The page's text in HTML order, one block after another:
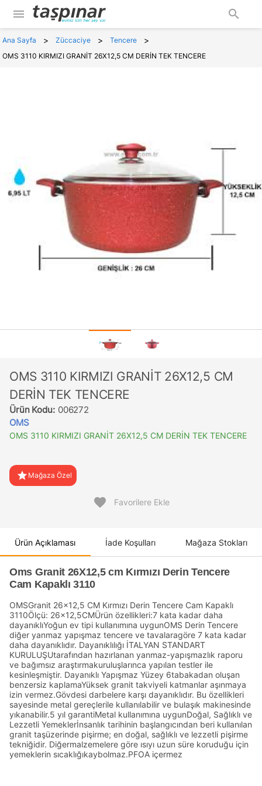
menu search
Ana Sayfa > Züccaciye > Tencere >
OMS 3110 KIRMIZI GRANİT 26X12,5 CM DERİN TEK TENCERE
OMS 3110 KIRMIZI GRANİT 26X12,5 CM
DERİN TEK TENCERE
Ürün Kodu: 006272
OMS
OMS 3110 KIRMIZI GRANİT 26X12,5 CM DERİN TEK TENCERE
star Mağaza Özel
favorite Favorilere Ekle
Ürün Açıklaması İade Koşulları Mağaza Stokları
Oms Granit 26X12,5 cm Kırmızı Derin Tencere
Cam Kapaklı 3110
OMSGranit 26x12,5 CM Kırmızı Derin Tencere Cam Kapaklı
3110Ölçü: 26x12,5CMÜrün özellikleri:7 kata kadar daha
dayanıklıYoğun ev tipi kullanımına uygunOMS Derin Tencere
diğer yanmaz yapışmaz tencere ve tavalaragöre 7 kata kadar
daha dayanıklıdır. Dayanıklılığı İTALYAN STANDART
KURULUŞUtarafından hazırlanan yanmaz-yapışmazlık raporu
ve bağımsız araştırmakuruluşlarınca yapılan testler ile
kesinleşmiştir. Dayanıklı Yapışmaz Yüzey 6tabakadan oluşan
benzersiz kaplamaYüksek granit takviyeli katmanlar aşınmaya
izin vermez.Gövdesi darbelere karşı dayanıklıdır. Bu özellikleri
sayesinde metal gereçlerile kullanılabilir ve bulaşık makinesinde
yıkanabilir.5 yıl garantiMetal kullanımına uygunDoğal, Sağlıklı ve
Lezzetli Yemeklerİnsanlık tarihinin başlangıcından beri kullanılan
granit taşüzerinde pişirme; en doğal, sağlıklı ve lezzetli pişirme
tekniğidir. Diğermalzemelere göre ısıyı uzun süre koruduğu için
yemeklerin sıcaklığıkaybolmaz.PFOA içermez